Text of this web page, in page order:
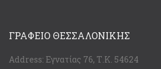
ΓΡΑΦΕΊΟ ΘΕΣΣΑΛΟΝΊΚΗΣ
Address: Εγνατίας 76, Τ.Κ. 54624